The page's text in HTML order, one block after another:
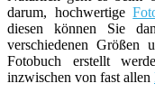
darum, hochwertige
diesen können Sie
verschiedenen Größen
Fotobuch erstellt
inzwischen von fast allen